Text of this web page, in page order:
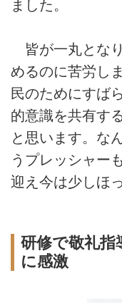
ました。
皆が一丸とな
めるのに苦労し
民のためにすば
的意識を共有す
と思います。な
うプレッシャー
迎え今は少しほ
研修で敬礼指
に感激